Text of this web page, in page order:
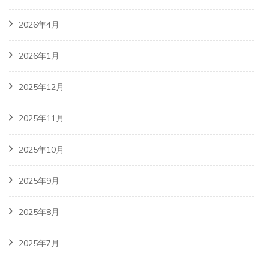
2026年4月
2026年1月
2025年12月
2025年11月
2025年10月
2025年9月
2025年8月
2025年7月